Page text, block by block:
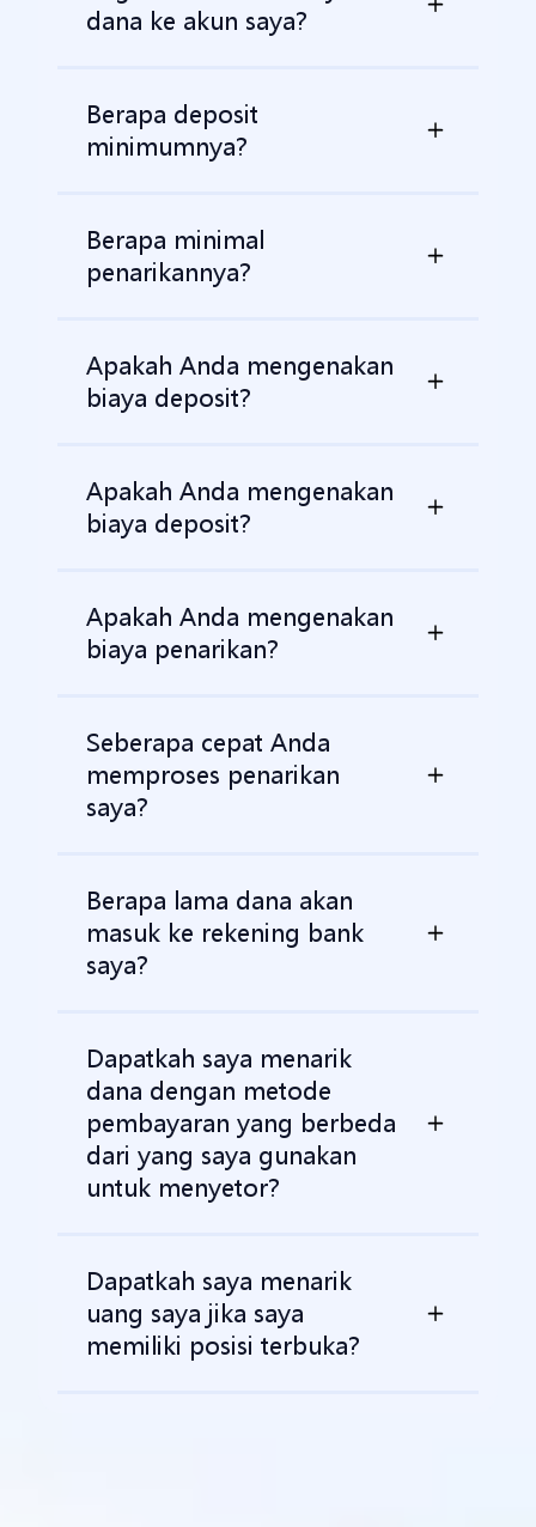
dana ke akun saya?
Berapa deposit
minimumnya?
Berapa minimal
penarikannya?
Apakah Anda mengenakan
biaya deposit?
Apakah Anda mengenakan
biaya deposit?
Apakah Anda mengenakan
biaya penarikan?
Seberapa cepat Anda
memproses penarikan
saya?
Berapa lama dana akan
masuk ke rekening bank
saya?
Dapatkah saya menarik
dana dengan metode
pembayaran yang berbeda
dari yang saya gunakan
untuk menyetor?
Dapatkah saya menarik
uang saya jika saya
memiliki posisi terbuka?